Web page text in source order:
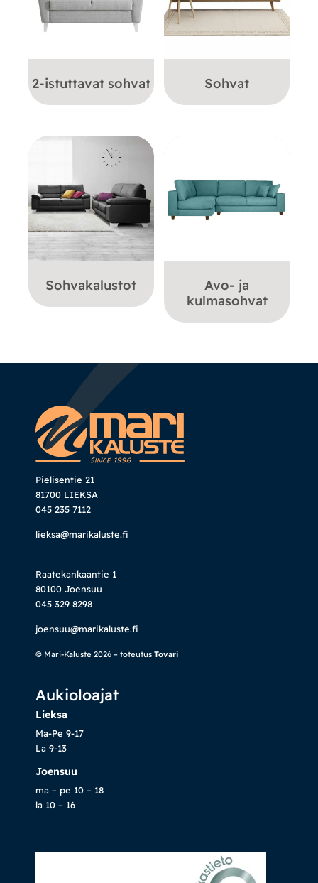
2-istuttavat sohvat Sohvat
Sohvakalustot
Avo- ja
kulmasohvat
Pielisentie 21
81700 LIEKSA
045 235 7112
lieksa@marikaluste.fi
Raatekankaantie 1
80100 Joensuu
045 329 8298
joensuu@marikaluste.fi
© Mari-Kaluste 2026 – toteutus Tovari
Aukioloajat
Lieksa
Ma-Pe 9-17
La 9-13
Joensuu
ma – pe 10 – 18
la 10 – 16